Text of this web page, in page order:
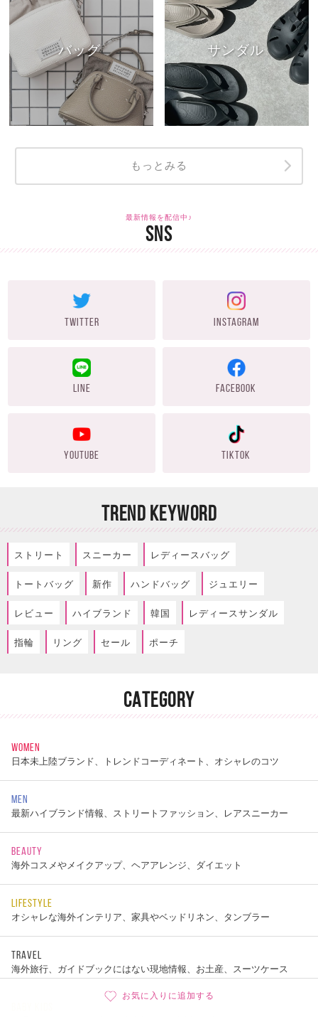
お気に入りに追加する
バッグ サンダル
もっとみる
最新情報を配信中♪
SNS
TWITTER INSTAGRAM
LINE FACEBOOK
YOUTUBE TIKTOK
TREND KEYWORD
ストリート スニーカー レディースバッグ
トートバッグ 新作 ハンドバッグ ジュエリー
レビュー ハイブランド 韓国 レディースサンダル
指輪 リング セール ポーチ
CATEGORY
WOMEN
日本未上陸ブランド、トレンドコーディネート、オシャレのコツ
MEN
最新ハイブランド情報、ストリートファッション、レアスニーカー
BEAUTY
海外コスメやメイクアップ、ヘアアレンジ、ダイエット
LIFESTYLE
オシャレな海外インテリア、家具やベッドリネン、タンブラー
TRAVEL
海外旅行、ガイドブックにはない現地情報、お土産、スーツケース